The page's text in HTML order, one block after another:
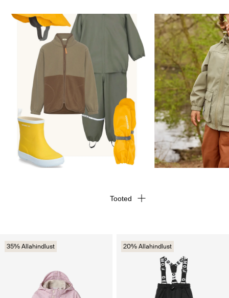
35% Allahindlust 20% Allahindlust
Tooted